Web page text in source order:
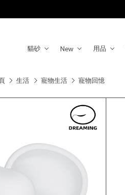
貓砂 New 用品
生活 寵物生活 寵物回憶